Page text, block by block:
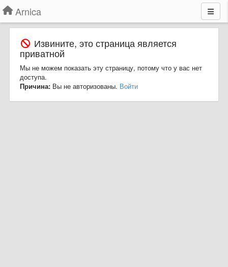
Arnica
Извините, это страница является
приватной
Мы не можем показать эту страницу, потому что у вас нет
доступа.
Причина: Вы не авторизованы. Войти